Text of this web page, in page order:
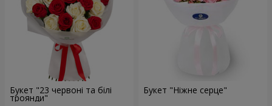
Букет "23 червоні та білі
троянди"
Букет "Ніжне серце"